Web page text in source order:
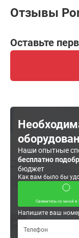
Отзывы
Оставьте
Наши опытные
бесплатно
бюджет
Как вам было бы
Свяжитесь со мной в
Напишите ваш